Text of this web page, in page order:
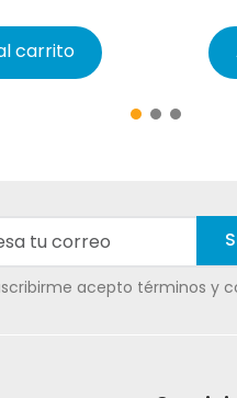
carrito
acepto términos y